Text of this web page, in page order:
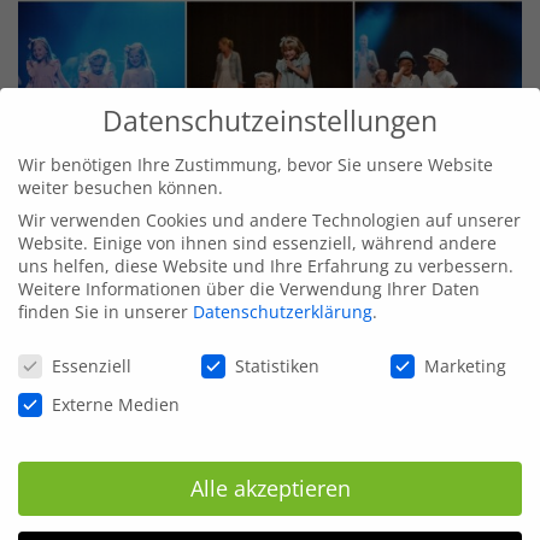
Es war ein aufregender, lustiger, gelungener Abend.
Die Kinder waren total aufgeregt und hatten richtig viel
Spaß dabei!
Datenschutzeinstellungen
Wir benötigen Ihre Zustimmung, bevor Sie unsere Website
weiter besuchen können.
Wir verwenden Cookies und andere Technologien auf unserer
Website. Einige von ihnen sind essenziell, während andere
uns helfen, diese Website und Ihre Erfahrung zu verbessern.
Weitere Informationen über die Verwendung Ihrer Daten
finden Sie in unserer Datenschutzerklärung.
Datenschutzeinstellungen
Essenziell Statistiken
Marketing
Externe Medien
Alle akzeptieren